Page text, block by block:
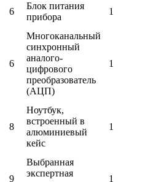
6
Блок питания
прибора
1
6
Многоканальный
синхронный
аналого-
цифрового
преобразователь
(АЦП)
1
8
Ноутбук,
встроенный в
алюминиевый
кейс
1
9
Выбранная
экспертная
1